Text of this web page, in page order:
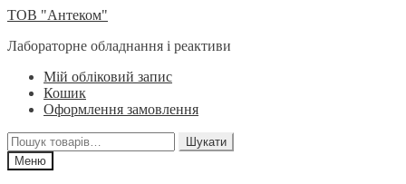
Перейти
навігації
Перейти
вмісту
ТОВ "Антеком"
Лабораторне обладнання і реактиви
Мій обліковий запис
Кошик
Оформлення замовлення
Шукати:
Шукати
Меню